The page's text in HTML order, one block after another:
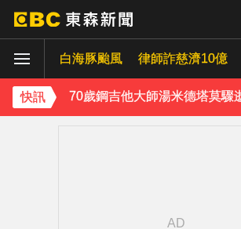
白海豚颱風 律師詐慈濟10億
快訊 下載東森App，隨時掌握天下